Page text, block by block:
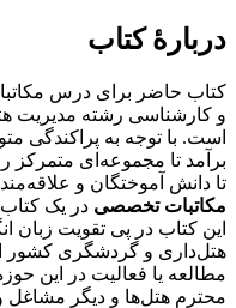
دربارهٔ کتاب
کتاب حاضر برای درس
و کارشناسی رشته مدیریت
است. با توجه به پراکندگی
برآمد تا مجموعه‌ای متمرکز
تا دانش آموختگان و
مکاتبات تخصصی در یک
این کتاب در پی تقویت زبان
هتل‌داری و گردشگری کشور
مطالعه یا فعالیت در این
محترم هتل‌ها و دیگر مشاغل